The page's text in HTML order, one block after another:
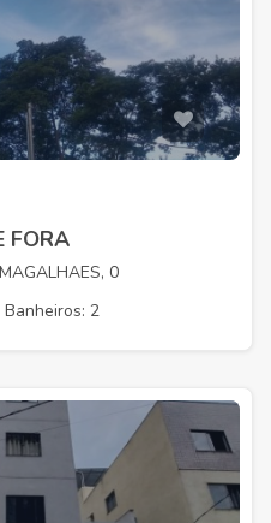
FORA
0
Banheiros: 2